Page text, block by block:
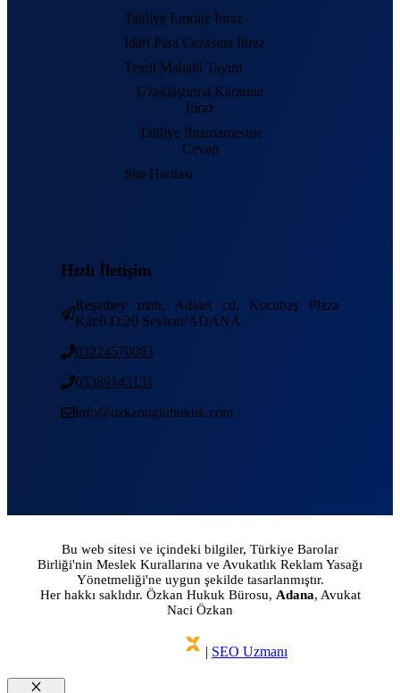
Tahliye Emrine İtiraz
İdari Para Cezasına İtiraz
Tevdi Mahalli Tayini
Uzaklaştırma Kararına
İtiraz
Tahliye İhtarnamesine
Cevap
Site Haritası
Hızlı İletişim
Reşatbey mah. Adalet cd. Kocabaş Plaza
Kat:6 D:20 Seyhan/ADANA
03224570083
05389143131
info@ozkanogluhukuk.com
Bu web sitesi ve içindeki bilgiler, Türkiye Barolar
Birliği'nin Meslek Kurallarına ve Avukatlık Reklam Yasağı
Yönetmeliği'ne uygun şekilde tasarlanmıştır.
Her hakkı saklıdır. Özkan Hukuk Bürosu, Adana, Avukat
Naci Özkan
| SEO Uzmanı